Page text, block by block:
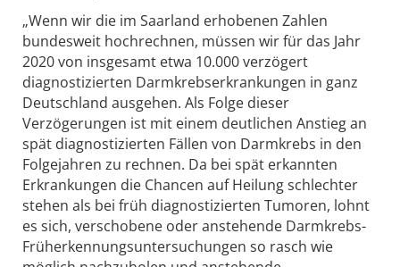
„Wenn wir die im Saarland erhobenen Zahlen
bundesweit hochrechnen, müssen wir für das Jahr
2020 von insgesamt etwa 10.000 verzögert
diagnostizierten Darmkrebserkrankungen in ganz
Deutschland ausgehen. Als Folge dieser
Verzögerungen ist mit einem deutlichen Anstieg an
spät diagnostizierten Fällen von Darmkrebs in den
Folgejahren zu rechnen. Da bei spät erkannten
Erkrankungen die Chancen auf Heilung schlechter
stehen als bei früh diagnostizierten Tumoren, lohnt
es sich, verschobene oder anstehende Darmkrebs-
Früherkennungsuntersuchungen so rasch wie